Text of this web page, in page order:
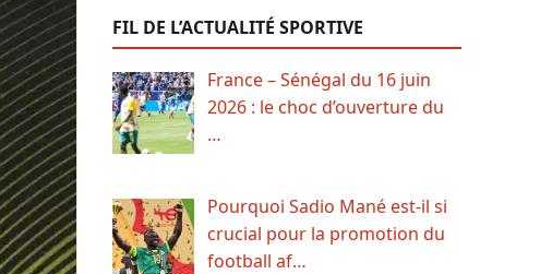
FIL DE L’ACTUALITÉ SPORTIVE
France – Sénégal du 16 juin
2026 : le choc d’ouverture du
…
Pourquoi Sadio Mané est-il si
crucial pour la promotion du
football af…